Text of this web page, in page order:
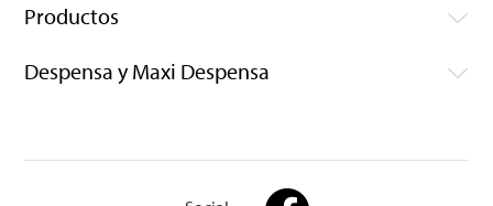
Productos
Despensa y Maxi Despensa